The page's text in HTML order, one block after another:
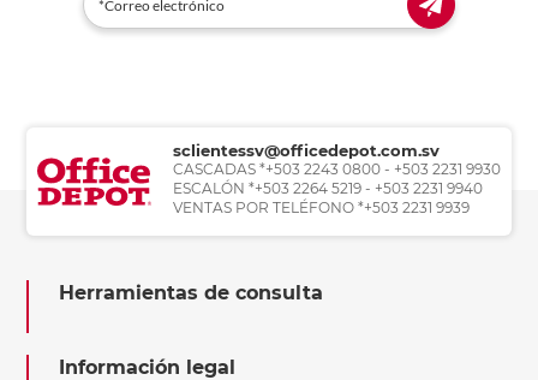
sclientessv@officedepot.com.sv
CASCADAS *+503 2243 0800 - +503 2231 9930
ESCALÓN *+503 2264 5219 - +503 2231 9940
VENTAS POR TELÉFONO *+503 2231 9939
Herramientas de consulta
Información legal